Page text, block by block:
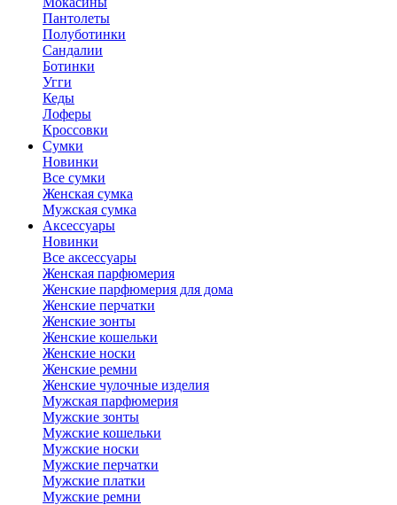
Пантолеты
Полуботинки
Сандалии
Ботинки
Угги
Кеды
Лоферы
Кроссовки
Сумки
Новинки
Все сумки
Женская сумка
Мужская сумка
Аксессуары
Новинки
Все аксессуары
Женская парфюмерия
Женские парфюмерия для дома
Женские перчатки
Женские зонты
Женские кошельки
Женские носки
Женские ремни
Женские чулочные изделия
Мужская парфюмерия
Мужские зонты
Мужские кошельки
Мужские носки
Мужские перчатки
Мужские платки
Мужские ремни